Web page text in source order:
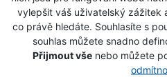
vylepšit váš uživatelský zážitek
co právě hledáte. Souhlasíte s
souhlas můžete snadno
Přijmout vše nebo můžete
Gunki Gumová